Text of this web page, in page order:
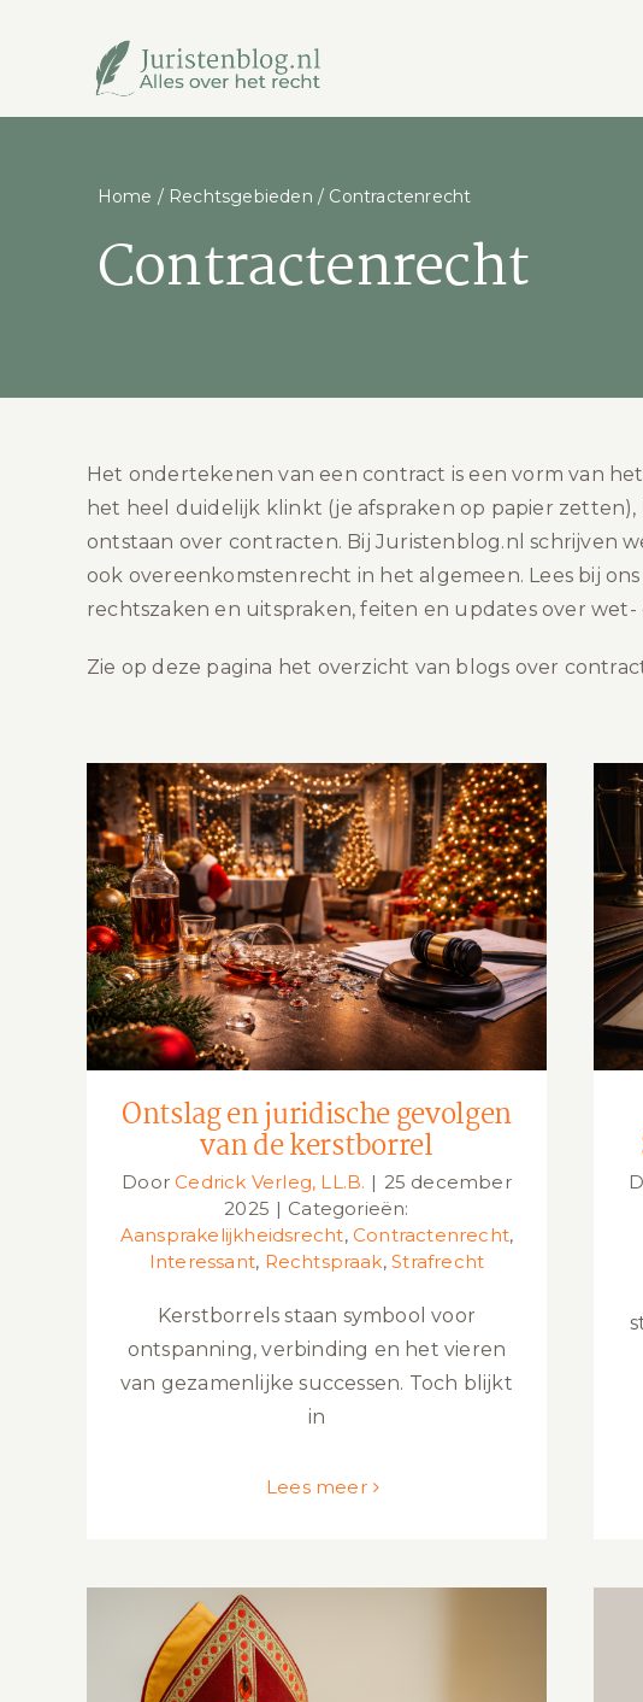
Home / Rechtsgebieden / Contractenrecht
Contractenrecht
Het ondertekenen van een contract is een vorm van
het heel duidelijk klinkt (je afspraken op papier
ontstaan over contracten. Bij Juristenblog.nl schrijven
ook overeenkomstenrecht in het algemeen. Lees bij
rechtszaken en uitspraken, feiten en updates over wet-
Zie op deze pagina het overzicht van blogs over
Ontslag en juridische gevolgen van
de kerstborrel
Ontslag en juridische gevolgen
van de kerstborrel
Door Cedrick Verleg, LL.B. | 25 december
2025 | Categorieën:
Aansprakelijkheidsrecht, Contractenrecht,
Interessant, Rechtspraak,Strafrecht
Kerstborrels staan symbool voor
ontspanning, verbinding en het vieren
van gezamenlijke successen. Toch blijkt
in
Lees meer